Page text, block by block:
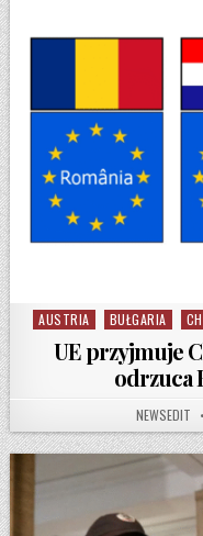
Posted in
AUSTRIA BUŁGARIA
UE przyjmuje
odrzuca
AUTHOR:
NEWSEDIT